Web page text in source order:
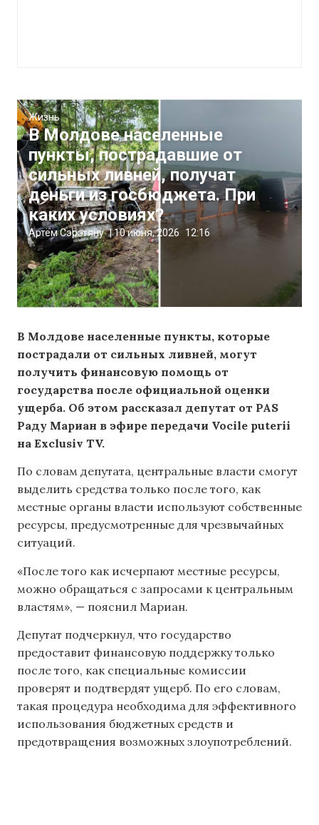
Жизнь
В Молдове населенные
пункты, пострадавшие от
сильных ливней, получат
деньги из госбюджета. При
каких условиях?
Артём Сэрэтяну |10 июня, 2026 12:16
В Молдове населенные пункты, которые
пострадали от сильных ливней, могут
получить финансовую помощь от
государства после официальной оценки
ущерба. Об этом рассказал депутат от PAS
Раду Мариан в эфире передачи Vocile puterii
на Exclusiv TV.
По словам депутата, центральные власти смогут
выделить средства только после того, как
местные органы власти используют собственные
ресурсы, предусмотренные для чрезвычайных
ситуаций.
«После того как исчерпают местные ресурсы,
можно обращаться с запросами к центральным
властям», — пояснил Мариан.
Депутат подчеркнул, что государство
предоставит финансовую поддержку только
после того, как специальные комиссии
проверят и подтвердят ущерб. По его словам,
такая процедура необходима для эффективного
использования бюджетных средств и
предотвращения возможных злоупотреблений.